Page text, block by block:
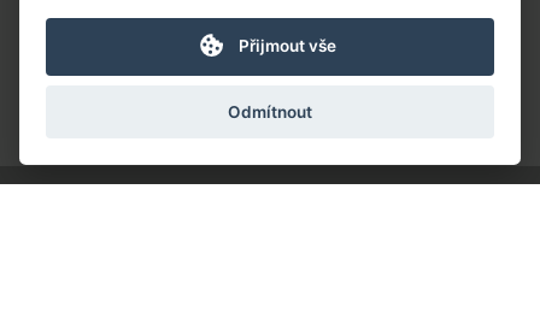
Projekt je realizován s finanční podporou
Ministerstva zemědělství
Přijmout vše
Odmítnout